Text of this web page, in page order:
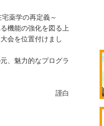
薬学の再定義～
機能の強化を図る上
会を位置付けまし
、魅力的なプログラ